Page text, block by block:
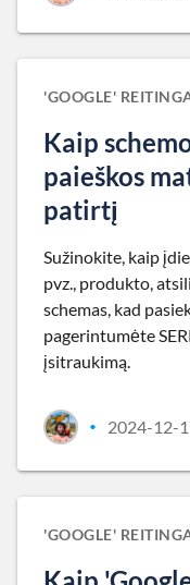
'GOOGLE'
Kaip
paieškos
patirtį
Sužinokite, kaip
pvz., produkto,
schemas, kad
pagerintumėte
įsitraukimą.
• 2024-12-
'GOOGLE'